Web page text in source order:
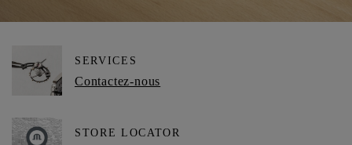
SERVICES
Contactez-nous
STORE LOCATOR